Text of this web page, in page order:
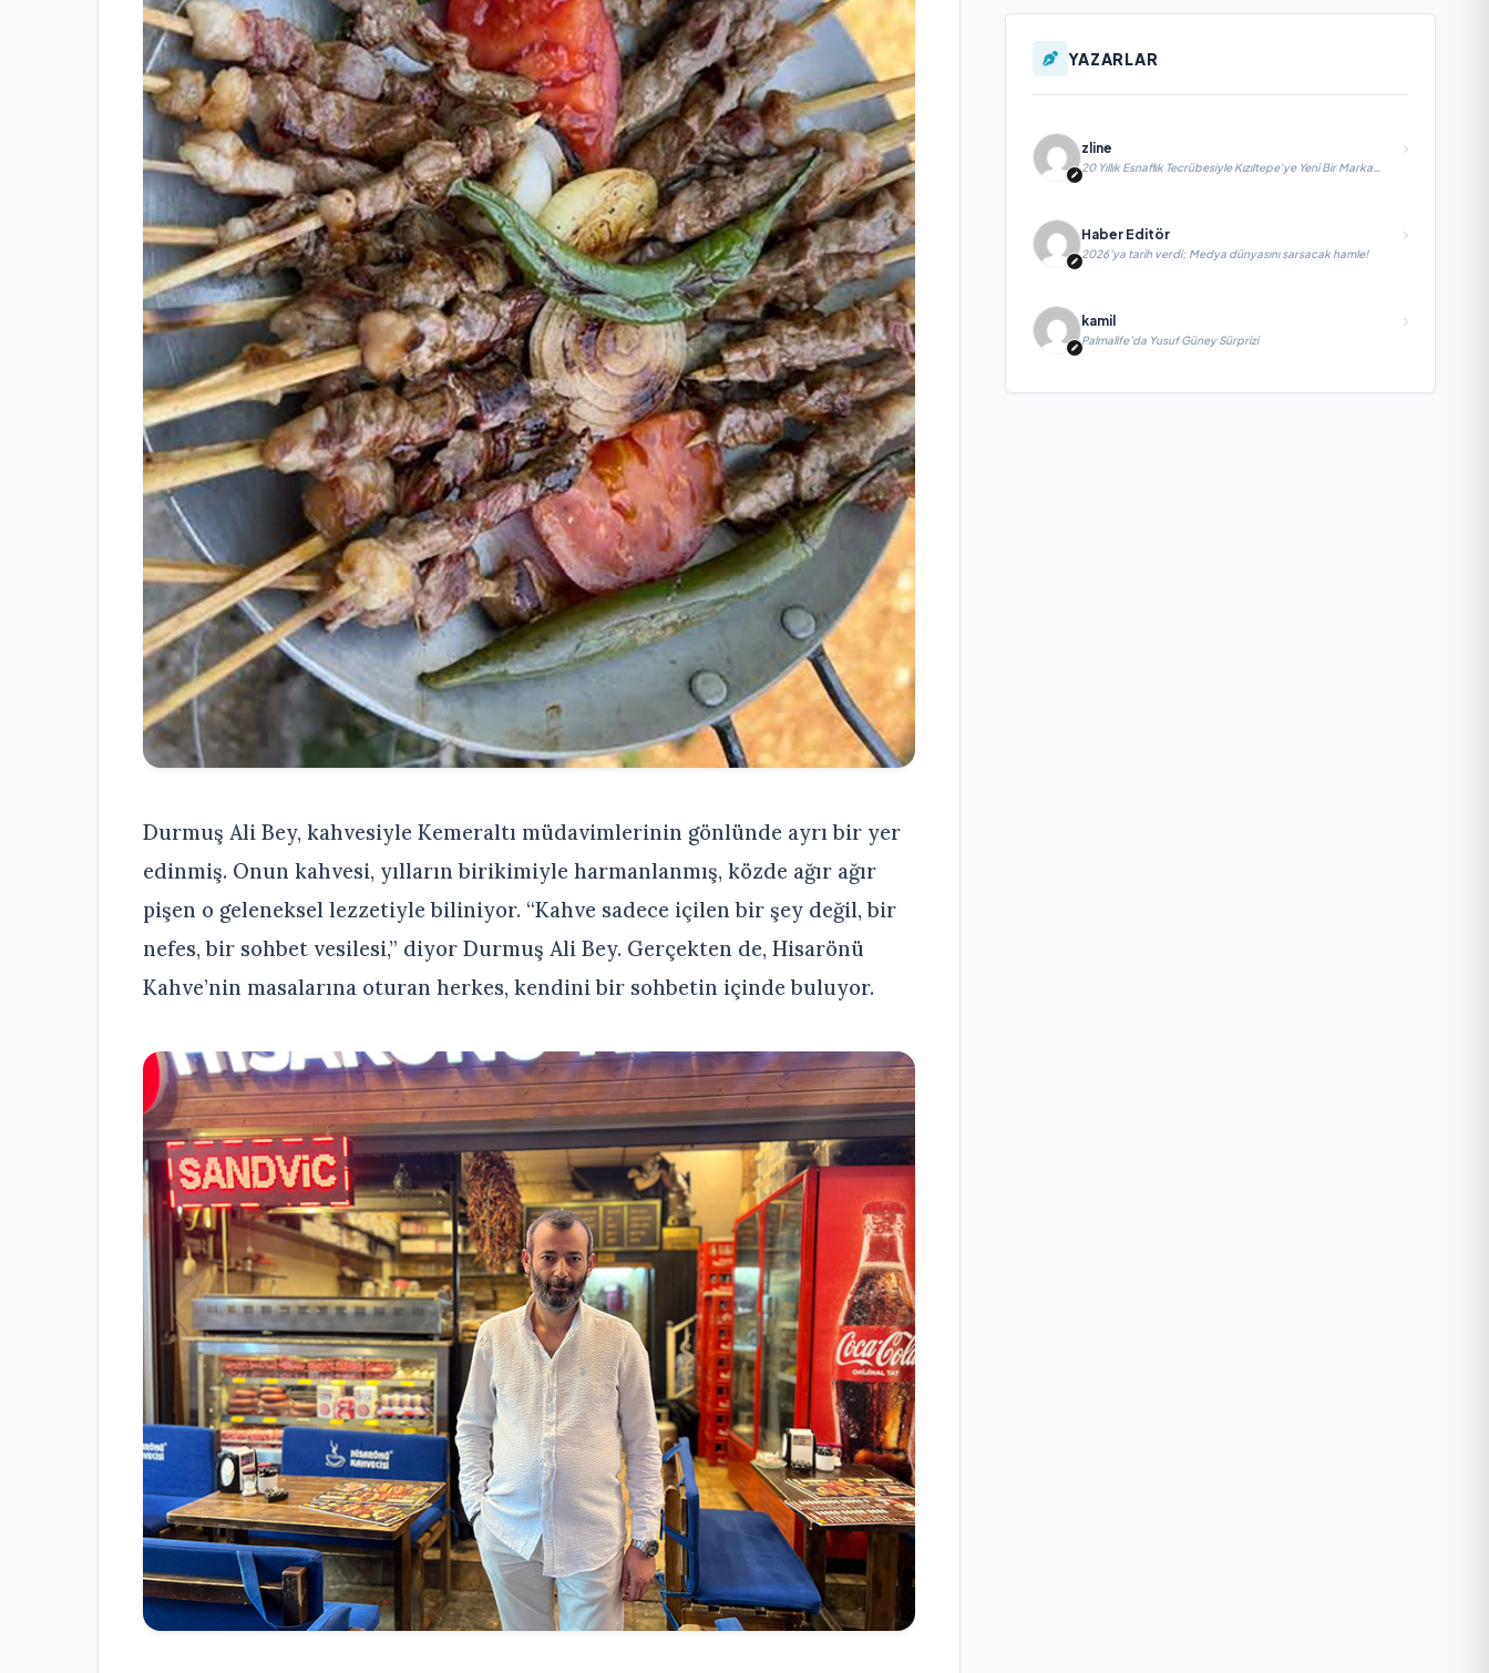
Durmuş Ali Bey, kahvesiyle Kemeraltı müdavimlerinin gönlünde ayrı bir yer
edinmiş. Onun kahvesi, yılların birikimiyle harmanlanmış, közde ağır ağır
pişen o geleneksel lezzetiyle biliniyor. “Kahve sadece içilen bir şey değil, bir
nefes, bir sohbet vesilesi,” diyor Durmuş Ali Bey. Gerçekten de, Hisarönü
Kahve’nin masalarına oturan herkes, kendini bir sohbetin içinde buluyor.
YAZARLAR
zline
20 Yıllık Esnaflık Tecrübesiyle Kızıltepe'ye Yeni Bir Marka
Kazandırdı
Haber Editör
2026’ya tarih verdi; Medya dünyasını sarsacak hamle!
kamil
Palmalife’da Yusuf Güney Sürprizi